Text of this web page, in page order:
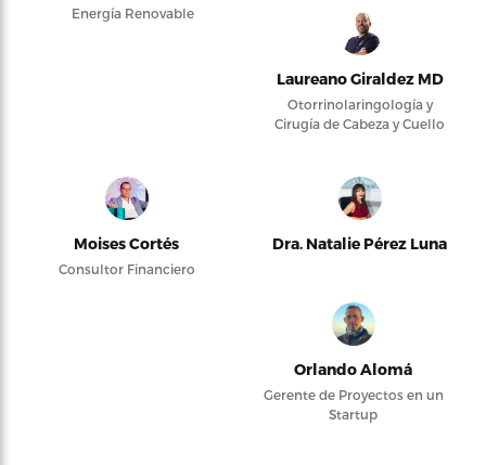
Energía Renovable
Laureano Giraldez MD
Otorrinolaringología y
Cirugía de Cabeza y Cuello
Moises Cortés
Consultor Financiero
Dra. Natalie Pérez Luna
Orlando Alomá
Gerente de Proyectos en un
Startup